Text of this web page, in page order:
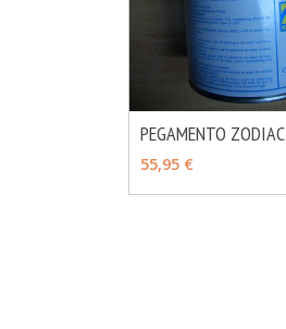
PEGAMENTO ZODIAC
55,95 €